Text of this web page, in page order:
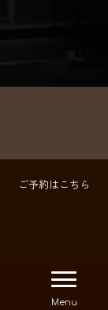
Menu
ご予約はこちら